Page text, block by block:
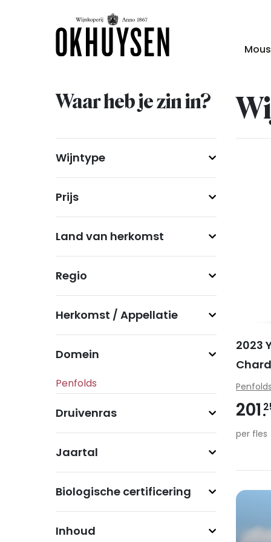
Waar heb je zin in?
Wijntype
Prijs
Land van herkomst
Regio
Herkomst / Appellatie
Domein
Druivenras
Jaartal
Biologische certificering
Inhoud
2023
201
per fles